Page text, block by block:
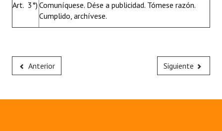
Art. 3°) Comuníquese. Dése a publicidad. Tómese razón.
Cumplido, archívese.
Anterior Siguiente